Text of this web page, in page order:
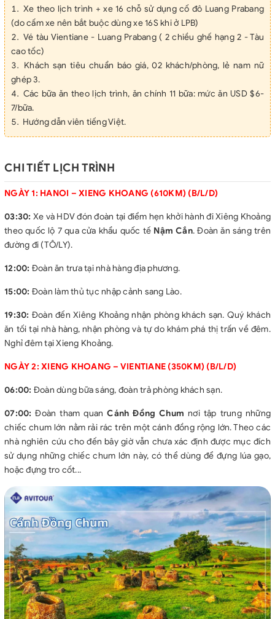
Xe theo lịch trình + xe 16 chỗ sử dụng cố đô Luang Prabang
(do cấm xe nên bắt buộc dùng xe 16S khi ở LPB)
Vé tàu Vientiane - Luang Prabang ( 2 chiều ghế hạng 2 - Tàu
cao tốc)
Khách sạn tiêu chuẩn báo giá, 02 khách/phòng, lẻ nam nữ
ghép 3.
Các bữa ăn theo lịch trình, ăn chính 11 bữa: mức ăn USD $6-
7/bữa.
Hướng dẫn viên tiếng Việt.
Nước uống: 2 chai 330ml/pax/ngày.
Vé vào cửa các điểm du lịch 1 lần.
GIÁ KHÔNG BAO GỒM:
Hóa đơn 0% Thuế (với tour nước ngoài).
Thị thực tái nhập đối với Việt Kiều và khách quốc tế.
Chi phí cá nhân: điện thoại, đồ uống, giặt là...
Tip cho HDV & lái xe (3 USD/ ngày/ khách- Bắt buộc theo
CHÍNH SÁCH TRẺ EM:
Trẻ em dưới 2 tuổi: Miễn Phí.
Trẻ em từ 03 – 07 tuổi: 50% của giá (ko có giường + có phiếu
ăn sáng coupon tại ks)
sáng coupon tại ks)
YÊU CẦU:
Hộ chiếu còn thời hạn trên 06 tháng (Tính từ ngày khởi hành)
Khách hàng đặt tour trước từ 15 ngày. Khi đặt tour vui lòng
cung cấp số điện thoại, tên khách, số hộ chiếu để tiến hành các
thủ tục bảo hiểm du lịch.
CHI TIẾT LỊCH TRÌNH
NGÀY 1: HANOI – XIENG KHOANG (610KM) (B/L/D)
03:30: Xe và HDV đón đoàn tại điểm hẹn khởi hành đi Xiêng Khoảng
theo quốc lộ 7 qua cửa khẩu quốc tế Nậm Cắn. Đoàn ăn sáng trên
đường đi (TÔ/LY).
12:00: Đoàn ăn trưa tại nhà hàng địa phương.
15:00: Đoàn làm thủ tục nhập cảnh sang Lào.
19:30: Đoàn đến Xiêng Khoảng nhận phòng khách sạn. Quý khách
ăn tối tại nhà hàng, nhận phòng và tự do khám phá thị trấn về đêm.
Nghỉ đêm tại Xieng Khoảng.
NGÀY 2: XIENG KHOANG – VIENTIANE (350KM) (B/L/D)
06:00: Đoàn dùng bữa sáng, đoàn trả phòng khách sạn.
07:00: Đoàn tham quanCánh Đồng Chum nơi tập trung những
chiếc chum lớn nằm rải rác trên một cánh đồng rộng lớn. Theo các
nhà nghiên cứu cho đến bây giờ vẫn chưa xác định được mục đích
sử dụng những chiếc chum lớn này, có thể dùng để đựng lúa gạo,
hoặc đựng tro cốt...